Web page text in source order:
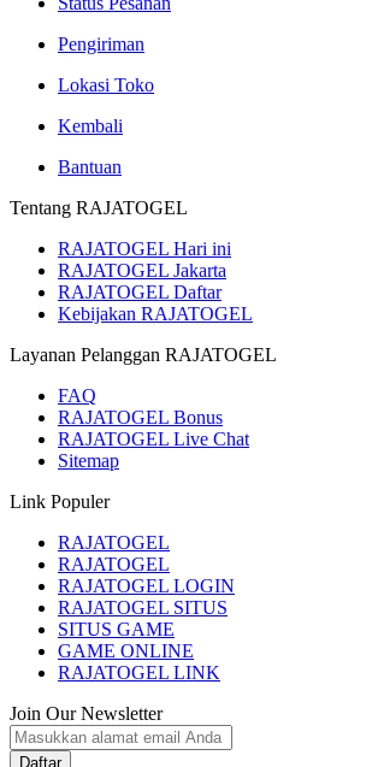
Pengiriman
Lokasi Toko
Kembali
Bantuan
Tentang RAJATOGEL
RAJATOGEL Hari ini
RAJATOGEL Jakarta
RAJATOGEL Daftar
Kebijakan RAJATOGEL
Layanan Pelanggan RAJATOGEL
FAQ
RAJATOGEL Bonus
RAJATOGEL Live Chat
Sitemap
Link Populer
RAJATOGEL
RAJATOGEL
RAJATOGEL LOGIN
RAJATOGEL SITUS
SITUS GAME
GAME ONLINE
RAJATOGEL LINK
Join Our Newsletter
Daftar